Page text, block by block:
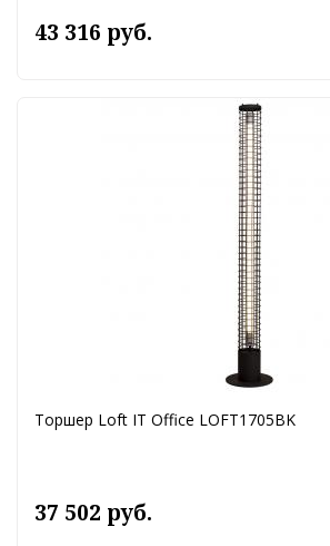
43 316 руб.
Торшер Loft IT Office LOFT1705BK
37 502 руб.